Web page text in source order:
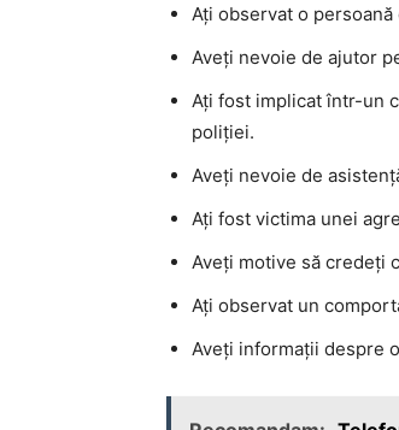
Ați observat o
Aveți nevoie de ajutor
Ați fost implicat într-un
poliției.
Aveți nevoie de
Ați fost victima unei
Aveți motive să credeți
Ați observat un
Aveți informații despre